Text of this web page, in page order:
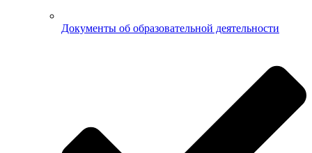
Документы об образовательной деятельности